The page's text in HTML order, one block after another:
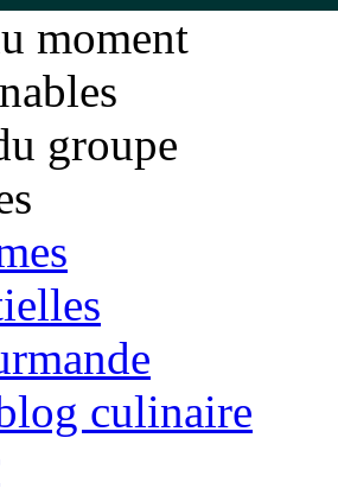
moment
groupe
culinaire